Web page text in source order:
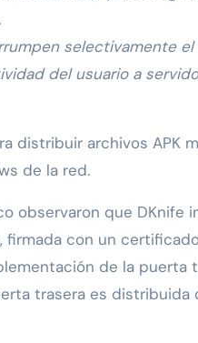
selectivamente
del usuario a
distribuir archivos APK
de la red.
observaron que DKnife
firmada con un
de la puerta
trasera es